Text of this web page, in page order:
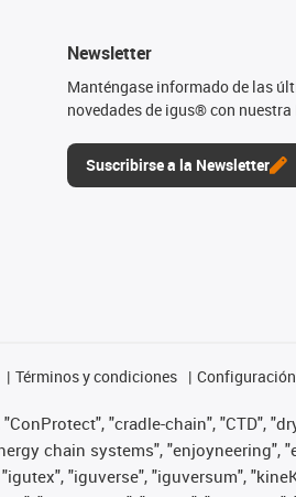
Newsletter
Manténgase informado de las
novedades de igus® con nuestra
Suscribirse a la Newsletter
Términos y condiciones
"cradle-chain", "CTD",
chain systems", "enjoyneering",
"iguverse", "iguversum",